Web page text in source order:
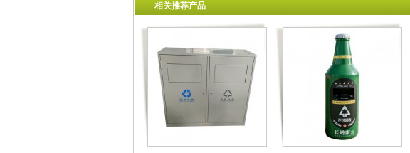
相关推荐产品